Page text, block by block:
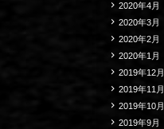
2020年4月
2020年3月
2020年2月
2020年1月
2019年12月
2019年11月
2019年10月
2019年9月